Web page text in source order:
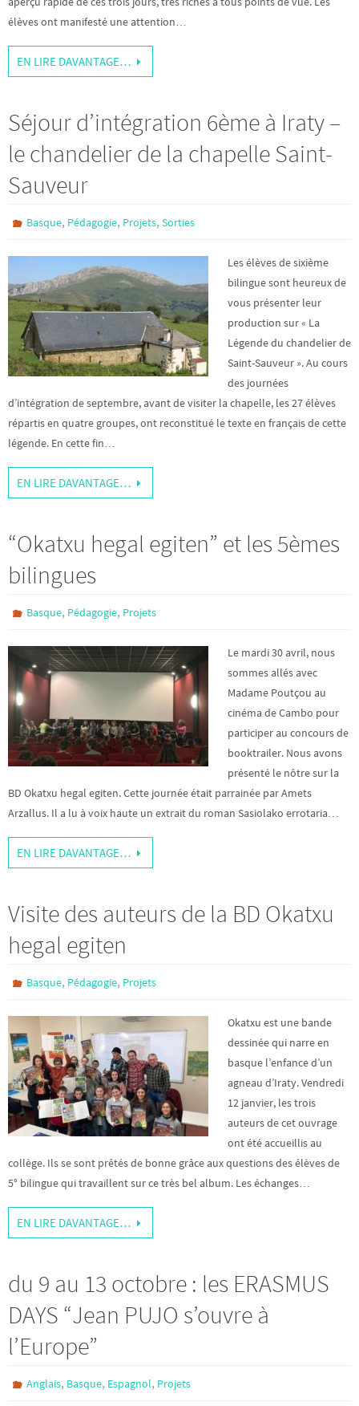
élèves ont manifesté une attention…
EN LIRE DAVANTAGE…
Séjour d’intégration 6ème à Iraty –
le chandelier de la chapelle Saint-
Sauveur
Basque, Pédagogie, Projets,Sorties
Les élèves de sixième
bilingue sont heureux de
vous présenter leur
production sur « La
Légende du chandelier de
Saint-Sauveur ». Au cours
des journées
d’intégration de septembre, avant de visiter la chapelle, les 27 élèves
répartis en quatre groupes, ont reconstitué le texte en français de cette
légende. En cette fin…
EN LIRE DAVANTAGE…
“Okatxu hegal egiten” et les 5èmes
bilingues
Basque, Pédagogie, Projets
Le mardi 30 avril, nous
sommes allés avec
Madame Poutçou au
cinéma de Cambo pour
participer au concours de
booktrailer. Nous avons
présenté le nôtre sur la
BD Okatxu hegal egiten. Cette journée était parrainée par Amets
Arzallus. Il a lu à voix haute un extrait du roman Sasiolako errotaria…
EN LIRE DAVANTAGE…
Visite des auteurs de la BD Okatxu
hegal egiten
Basque, Pédagogie, Projets
Okatxu est une bande
dessinée qui narre en
basque l’enfance d’un
agneau d’Iraty. Vendredi
12 janvier, les trois
auteurs de cet ouvrage
ont été accueillis au
collège. Ils se sont prêtés de bonne grâce aux questions des élèves de
5° bilingue qui travaillent sur ce très bel album. Les échanges…
EN LIRE DAVANTAGE…
du 9 au 13 octobre : les ERASMUS
DAYS “Jean PUJO s’ouvre à
l’Europe”
Anglais, Basque, Espagnol, Projets